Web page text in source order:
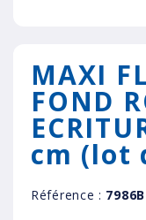
MAXI
FOND
cm (lot
Référence : 7986B